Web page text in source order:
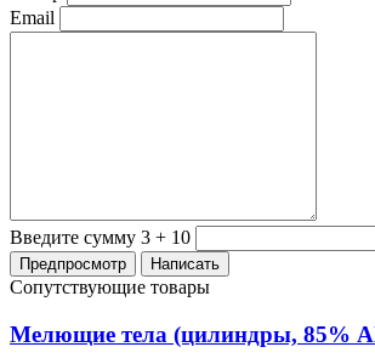
Email
Введите сумму 3 + 10
Сопутствующие товары
Мелющие тела (цилиндры, 85%